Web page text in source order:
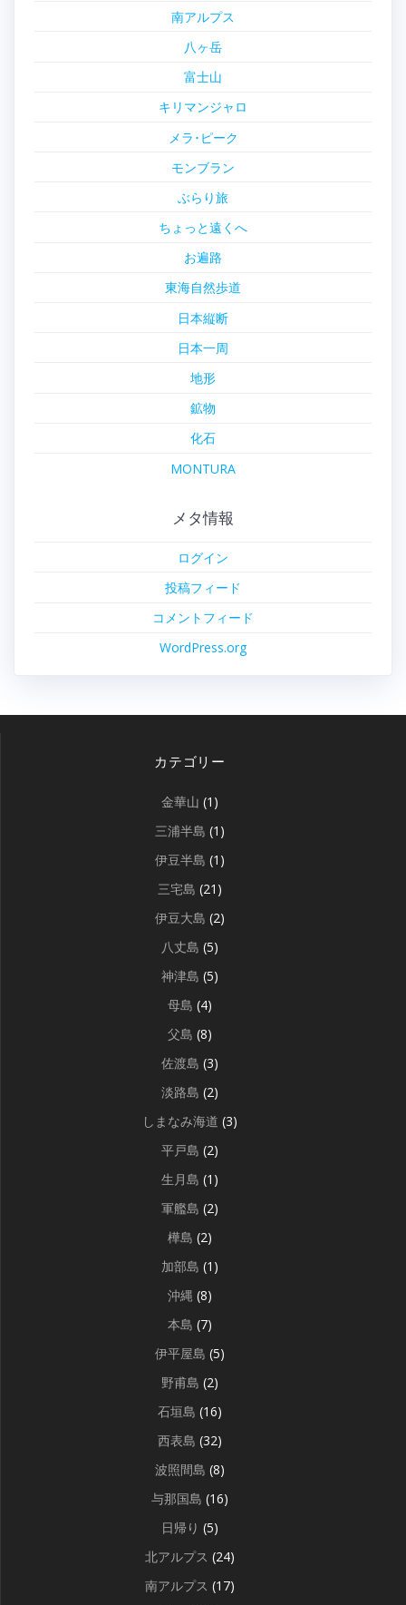
南アルプス
八ヶ岳
富士山
キリマンジャロ
メラ･ピーク
モンブラン
ぶらり旅
ちょっと遠くへ
お遍路
東海自然歩道
日本縦断
日本一周
地形
鉱物
化石
MONTURA
メタ情報
ログイン
投稿フィード
コメントフィード
WordPress.org
カテゴリー
金華山 (1)
三浦半島 (1)
伊豆半島 (1)
三宅島 (21)
伊豆大島 (2)
八丈島 (5)
神津島 (5)
母島 (4)
父島 (8)
佐渡島 (3)
淡路島 (2)
しまなみ海道 (3)
平戸島 (2)
生月島 (1)
軍艦島 (2)
樺島 (2)
加部島 (1)
沖縄 (8)
本島 (7)
伊平屋島 (5)
野甫島 (2)
石垣島 (16)
西表島 (32)
波照間島 (8)
与那国島 (16)
日帰り (5)
北アルプス (24)
南アルプス (17)